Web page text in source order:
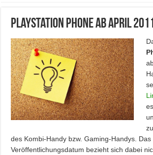
Playstation Phone ab April
des Kombi-Handy bzw. Gaming-Handys. Das
Veröffentlichungsdatum bezieht sich dabei